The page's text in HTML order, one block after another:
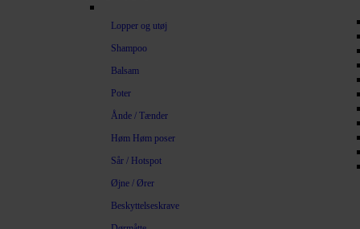
Lopper og utøj
Shampoo
Balsam
Poter
Ånde / Tænder
Høm Høm poser
Sår / Hotspot
Øjne / Ører
Beskyttelseskrave